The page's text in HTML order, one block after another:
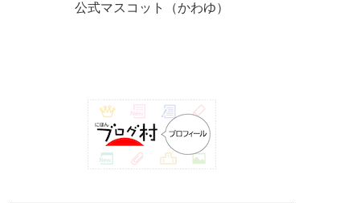
公式マスコット（かわゆ）